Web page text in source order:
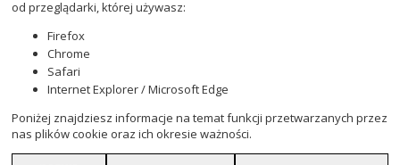
od przeglądarki, której używasz:
Firefox
Chrome
Safari
Internet Explorer / Microsoft Edge
Poniżej znajdziesz informacje na temat funkcji przetwarzanych przez
nas plików cookie oraz ich okresie ważności.